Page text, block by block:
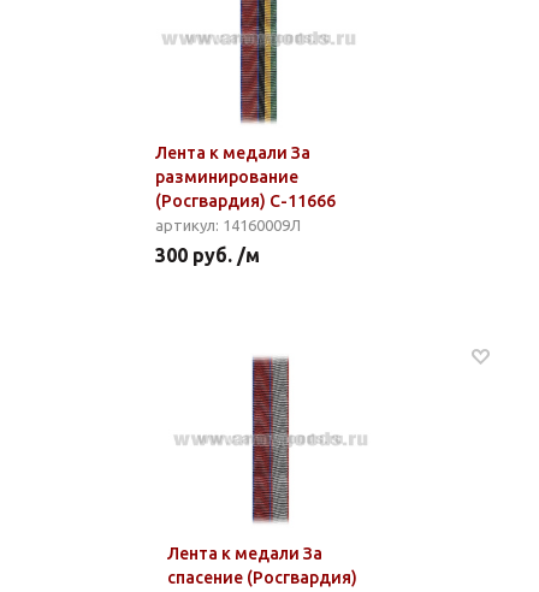
Лента к медали За
разминирование
(Росгвардия) С-11666
артикул: 14160009Л
300 руб. /м
Лента к медали За
спасение (Росгвардия)